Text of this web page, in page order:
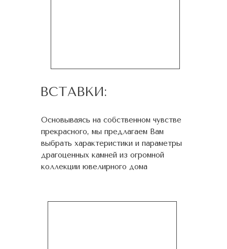
ВСТАВКИ:
Основываясь на собственном чувстве
прекрасного, мы предлагаем Вам
выбрать характеристики и параметры
драгоценных камней из огромной
коллекции ювелирного дома